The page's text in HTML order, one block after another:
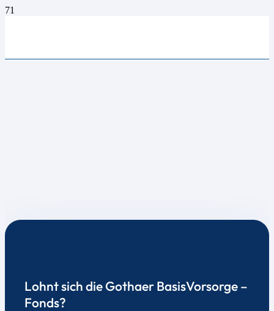
Lohnt sich die Gothaer BasisVorsorge –
Fonds?